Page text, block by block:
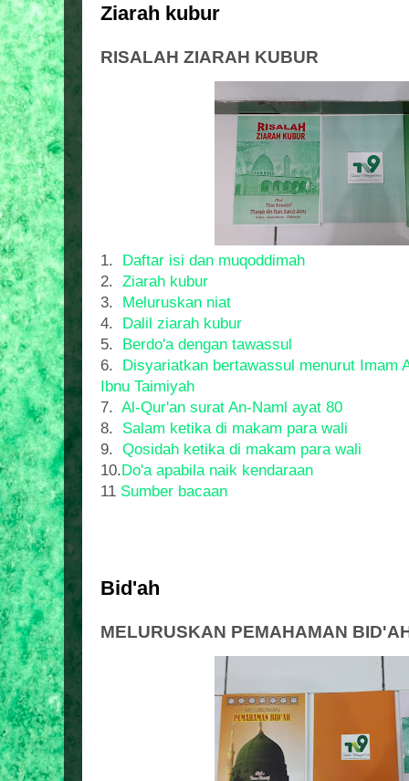
Ziarah kubur
RISALAH ZIARAH KUBUR
1. Daftar isi dan muqoddimah
2. Ziarah kubur
3. Meluruskan niat
4. Dalil ziarah kubur
5. Berdo'a dengan tawassul
6. Disyariatkan bertawassul menurut Imam
Ibnu Taimiyah
7. Al-Qur'an surat An-Naml ayat 80
8. Salam ketika di makam para wali
9. Qosidah ketika di makam para wali
10.Do'a apabila naik kendaraan
11 Sumber bacaan
Bid'ah
MELURUSKAN PEMAHAMAN